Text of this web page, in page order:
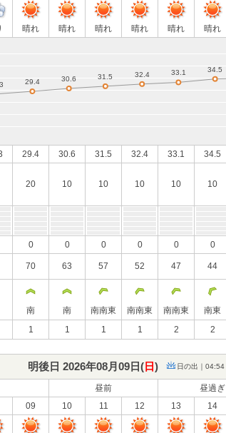
晴れ 晴れ 晴れ 晴れ 晴れ 晴れ
29.4 30.6 31.5 32.4 33.1 34.5
20 10 10 10 10 10
0 0 0 0 0 0
70 63 57 52 47 44
南 南 南南東 南南東 南南東 南東
1 1 1 1 2 2
明後日 2026年08月09日( 日) 日の出｜04:54
昼前 昼過ぎ
09 10 11 12 13 14